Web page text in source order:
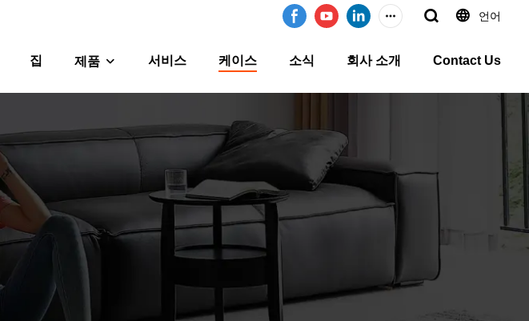
언어
집 제품 서비스 케이스 소식 회사 소개 Contact Us